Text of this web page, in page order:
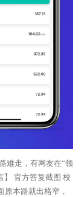
难走，有网友在“领
】 官方答复截图 校
原本路就出格窄，